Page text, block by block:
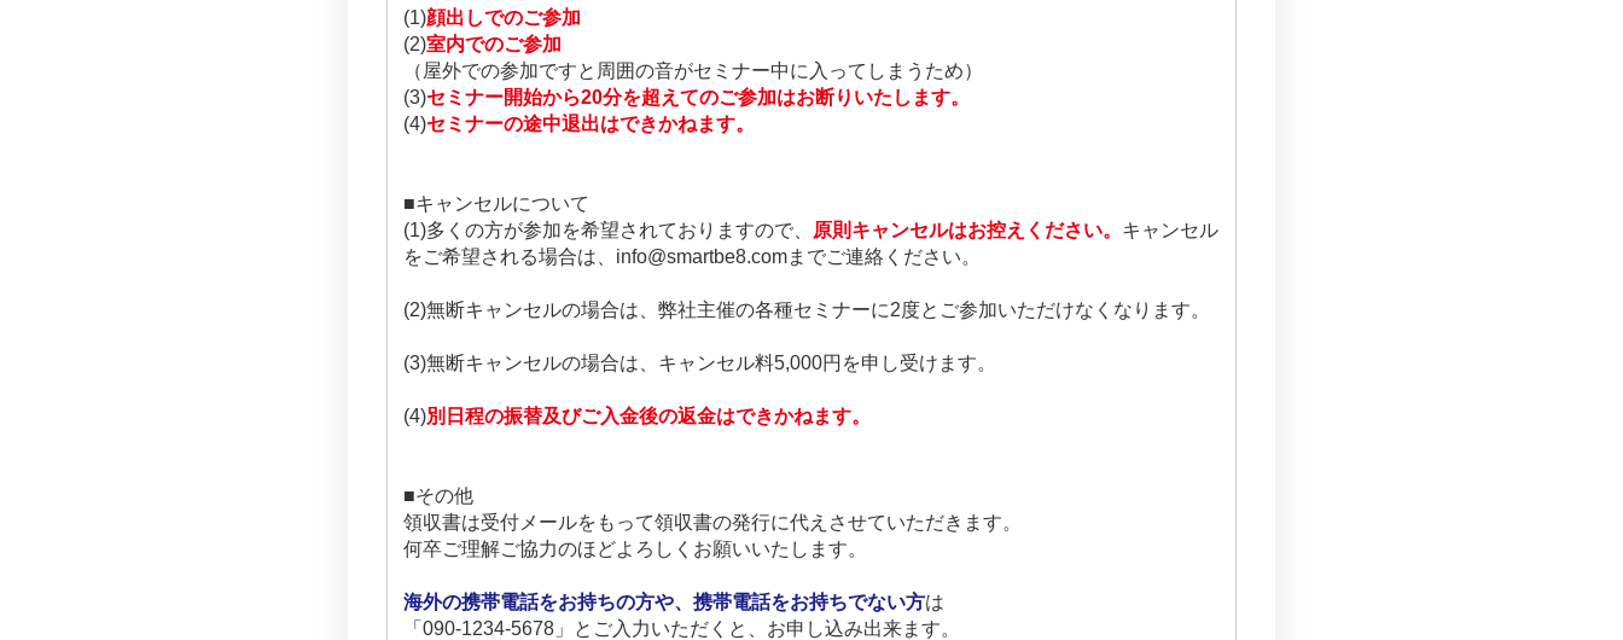
(1)顔出しでのご参加
(2)室内でのご参加
（屋外での参加ですと周囲の音がセミナー中に入ってしまうため）
(3)セミナー開始から20分を超えてのご参加はお断りいたします。
(4)セミナーの途中退出はできかねます。
■キャンセルについて
(1)多くの方が参加を希望されておりますので、
原則キャンセルはお控えください。 キャンセル
をご希望される場合は、info@smartbe8.comまでご連絡ください。
(2)無断キャンセルの場合は、弊社主催の各種セミナーに2度とご参加いただけなくなります。
(3)無断キャンセルの場合は、キャンセル料5,000円を申し受けます。
(4)別日程の振替及びご入金後の返金はできかねます。
■その他
領収書は受付メールをもって領収書の発行に代えさせていただきます。
何卒ご理解ご協力のほどよろしくお願いいたします。
海外の携帯電話をお持ちの方や、携帯電話をお持ちでない方は
「090-1234-5678」とご入力いただくと、お申し込み出来ます。